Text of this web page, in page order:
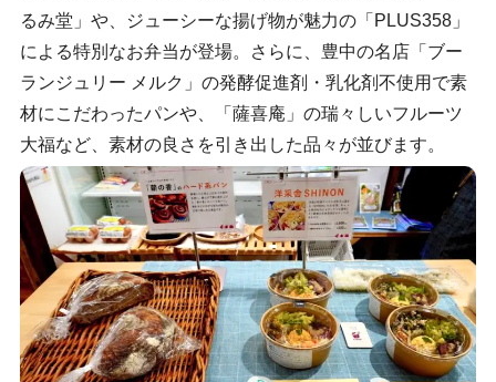
るみ堂」や、ジューシーな揚げ物が魅力の「PLUS358」
による特別なお弁当が登場。さらに、豊中の名店「ブー
ランジュリー メルク」の発酵促進剤・乳化剤不使用で素
材にこだわったパンや、「薩喜庵」の瑞々しいフルーツ
大福など、素材の良さを引き出した品々が並びます。